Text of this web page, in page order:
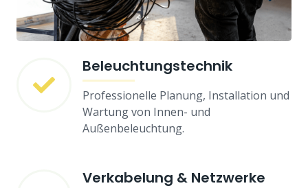
Beleuchtungstechnik
Professionelle Planung, Installation und
Wartung von Innen- und
Außenbeleuchtung.
Verkabelung & Netzwerke